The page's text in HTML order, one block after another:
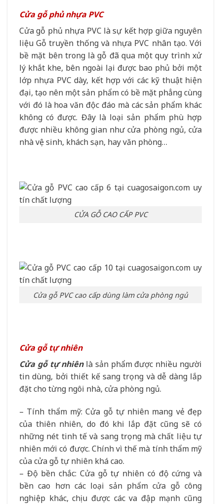
Cửa gỗ phủ nhựa PVC
Cửa gỗ phủ nhựa PVC là sự kết hợp giữa nguyên
liệu Gỗ truyền thống và nhựa PVC nhân tạo. Với
bề mặt bên trong là gỗ đã qua một quy trình xử
lý khắt khe, bên ngoài lại được bao phủ bởi một
lớp nhựa PVC dày, kết hợp với các kỹ thuật hiện
đại, tạo nên một sản phẩm có bề mặt phẳng cùng
với đó là hoa văn độc đáo mà các sản phẩm khác
không có được. Đây là loại sản phẩm phù hợp
được nhiều không gian như cửa phòng ngủ, cửa
nhà vệ sinh, khách sạn, hay văn phòng…
CỬA GỖ CAO CẤP PVC
Cửa gỗ PVC cao cấp dùng làm cửa phòng ngủ
Cửa gỗ tự nhiên
Cửa gỗ tự nhiênlà sản phẩm được nhiều người
tin dùng, bởi thiết kế sang trọng và dễ dàng lắp
đặt cho từng ngôi nhà, cửa phòng ngủ.
– Tính thẩm mỹ: Cửa gỗ tự nhiên mang vẻ đẹp
của thiên nhiên, do đó khi lắp đặt cũng sẽ có
những nét tinh tế và sang trọng mà chất liệu tự
nhiên mới có được. Chính vì thế mà tính thẩm mỹ
của cửa gỗ tự nhiên khá cao.
– Độ bền chắc: Cửa gỗ tự nhiên có độ cứng và
bền cao hơn các loại sản phẩm cửa gỗ công
nghiệp khác, chịu được các va đập mạnh cũng